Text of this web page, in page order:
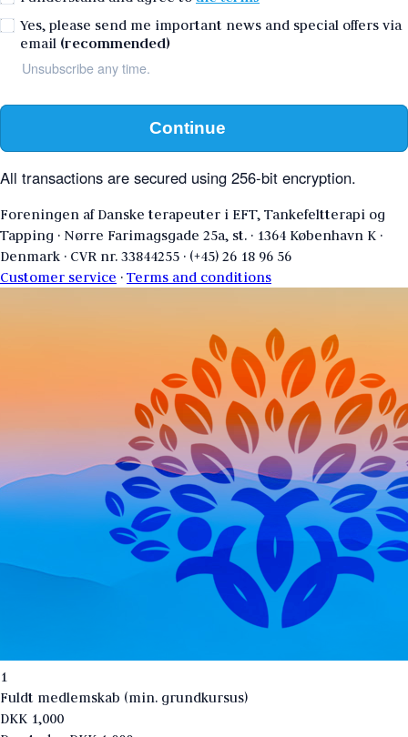
Yes, please send me important news and special offers via
email (recommended)
Unsubscribe any time.
Continue
All transactions are secured using 256-bit encryption.
Foreningen af Danske terapeuter i EFT, Tankefeltterapi og
Tapping · Nørre Farimagsgade 25a, st. · 1364 København K ·
Denmark · CVR nr. 33844255 · (+45) 26 18 96 56
Customer service · Terms and conditions
1
Fuldt medlemskab (min. grundkursus)
DKK 1,000